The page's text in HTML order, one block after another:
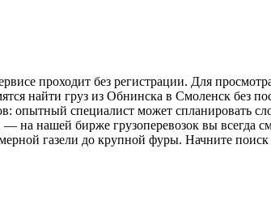
проходит без регистрации. Для
найти груз из Обнинска в Смоленск без
опытный специалист может спланировать
нашей бирже грузоперевозок вы всегда
газели до крупной фуры. Начните